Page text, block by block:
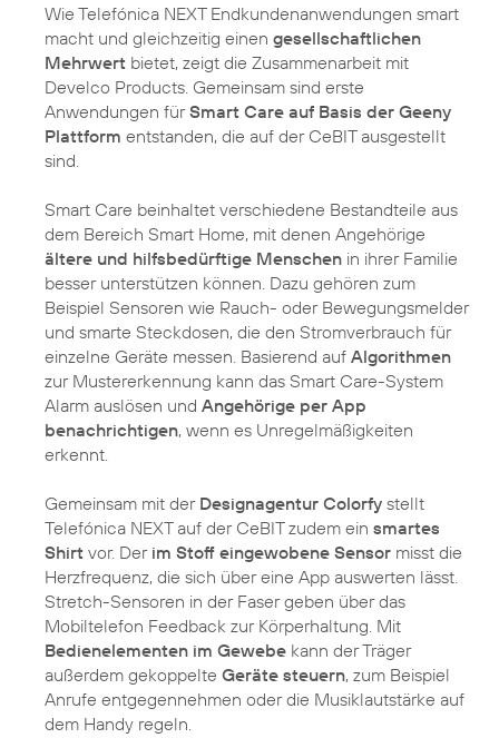
Wie Telefónica NEXT Endkundenanwendungen smart
macht und gleichzeitig einen gesellschaftlichen
Mehrwert bietet, zeigt die Zusammenarbeit mit
Develco Products. Gemeinsam sind erste
Anwendungen fürSmart Care auf Basis der Geeny
Plattform entstanden, die auf der CeBIT ausgestellt
sind.
Smart Care beinhaltet verschiedene Bestandteile aus
dem Bereich Smart Home, mit denen Angehörige
ältere und hilfsbedürftige Menschen in ihrer Familie
besser unterstützen können. Dazu gehören zum
Beispiel Sensoren wie Rauch- oder Bewegungsmelder
und smarte Steckdosen, die den Stromverbrauch für
einzelne Geräte messen. Basierend auf Algorithmen
zur Mustererkennung kann das Smart Care-System
Alarm auslösen und Angehörige per App
benachrichtigen, wenn es Unregelmäßigkeiten
erkennt.
Gemeinsam mit der Designagentur Colorfy stellt
Telefónica NEXT auf der CeBIT zudem ein smartes
Shirt vor. Der im Stoff eingewobene Sensor misst die
Herzfrequenz, die sich über eine App auswerten lässt.
Stretch-Sensoren in der Faser geben über das
Mobiltelefon Feedback zur Körperhaltung. Mit
Bedienelementen im Gewebe kann der Träger
außerdem gekoppelte Geräte steuern, zum Beispiel
Anrufe entgegennehmen oder die Musiklautstärke auf
dem Handy regeln.